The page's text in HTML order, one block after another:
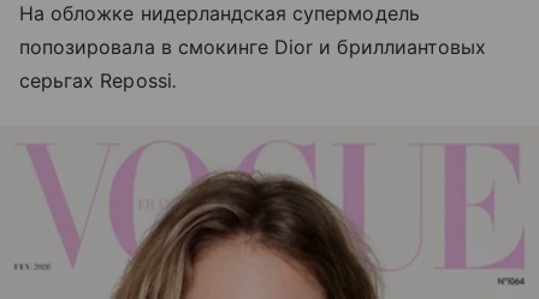
На обложке нидерландская супермодель
попозировала в смокинге Dior и бриллиантовых
серьгах Repossi.